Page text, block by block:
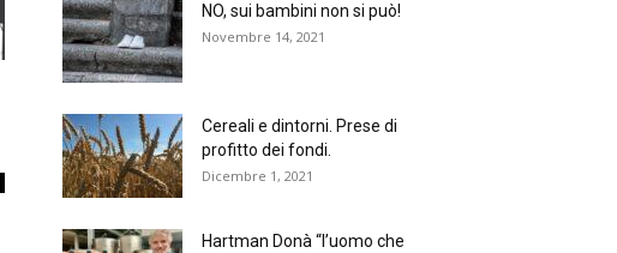
NO, sui bambini non si può!
Novembre 14, 2021
Cereali e dintorni. Prese di
profitto dei fondi.
Dicembre 1, 2021
Hartman Donà “l’uomo che